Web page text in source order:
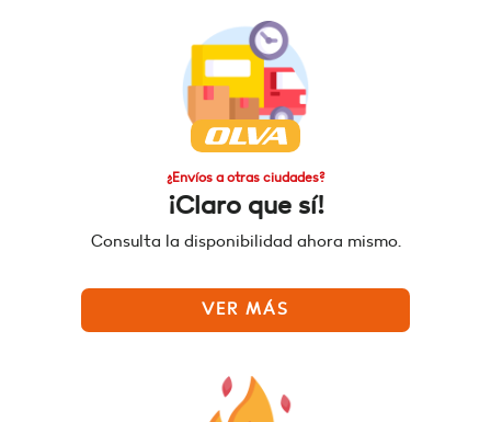
¿Envíos a otras ciudades?
¡Claro que sí!
Consulta la disponibilidad ahora mismo.
VER MÁS